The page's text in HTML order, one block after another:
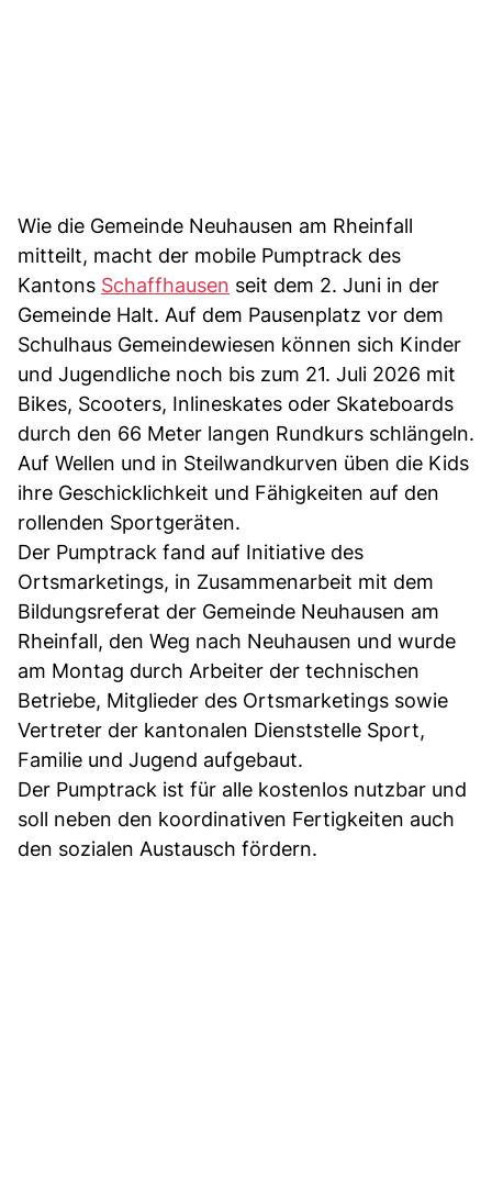
Wie die Gemeinde Neuhausen am Rheinfall
mitteilt, macht der mobile Pumptrack des
Kantons Schaffhausen seit dem 2. Juni in der
Gemeinde Halt. Auf dem Pausenplatz vor dem
Schulhaus Gemeindewiesen können sich Kinder
und Jugendliche noch bis zum 21. Juli 2026 mit
Bikes, Scooters, Inlineskates oder Skateboards
durch den 66 Meter langen Rundkurs schlängeln.
Auf Wellen und in Steilwandkurven üben die Kids
ihre Geschicklichkeit und Fähigkeiten auf den
rollenden Sportgeräten.
Der Pumptrack fand auf Initiative des
Ortsmarketings, in Zusammenarbeit mit dem
Bildungsreferat der Gemeinde Neuhausen am
Rheinfall, den Weg nach Neuhausen und wurde
am Montag durch Arbeiter der technischen
Betriebe, Mitglieder des Ortsmarketings sowie
Vertreter der kantonalen Dienststelle Sport,
Familie und Jugend aufgebaut.
Der Pumptrack ist für alle kostenlos nutzbar und
soll neben den koordinativen Fertigkeiten auch
den sozialen Austausch fördern.